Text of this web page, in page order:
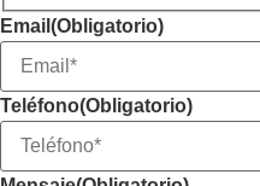
Email (Obligatorio)
Teléfono(Obligatorio)